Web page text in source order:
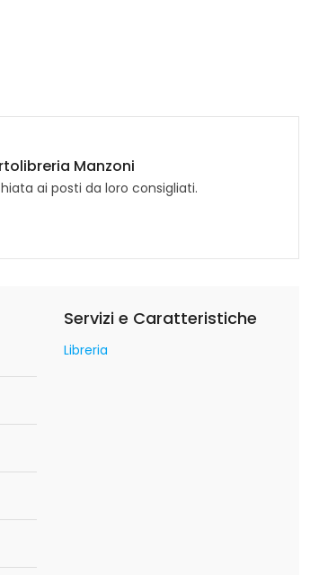
Manzoni
ai posti da loro consigliati.
Servizi e Caratteristiche
Libreria